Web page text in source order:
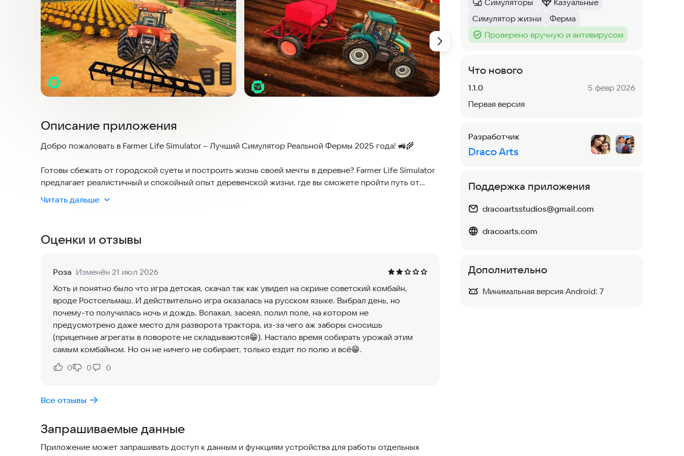
Описание приложения
Добро пожаловать в Farmer Life Simulator – Лучший Симулятор Реальной Фермы 2025 года! 🚜🌾
Готовы сбежать от городской суеты и построить жизнь своей мечты в деревне? Farmer Life Simulator
предлагает реалистичный и спокойный опыт деревенской жизни, где вы сможете пройти путь от
начинающего садовода до преуспевающего сельскохозяйственного магната.
вы игры про сбор урожая или управление бизнесом, это фермерское приключение, которого вы так
🚜 Реалистичный Симулятор Трактора и Техники Садитесь за руль настоящей фермерской техники!
Ощутите азарт вождения трактора с реалистичной физикой.
Управляйте современными тракторами, комбайнами, плугами и сеялками.
Прицепляйте прицепы для перевозки грузов.
Освойте все тонкости полива, опрыскивания и сбора урожая.
Посадка: Выбирайте пшеницу, кукурузу, овощи и фруктовые деревья.
Сбор Урожая: Используйте мощную технику для уборки урожая.
🐄 Разводите Сельскохозяйственных Животных Ферма немыслима без скота! Стройте сараи и
Читать дальше
Оценки и отзывы
Роза Изменён 21 июл 2026
Хоть и понятно было что игра детская, скачал так как увидел на скрине советский комбайн,
вроде Ростсельмаш. И действительно игра оказалась на русском языке. Выбрал день, но
почему-то получилась ночь и дождь. Вспахал, засеял, полил поле, на котором не
предусмотрено даже место для разворота трактора, из-за чего аж заборы сносишь
(прицепные агрегаты в повороте не складываются😁). Настало время собирать урожай этим
самым комбайном. Но он не ничего не собирает, только ездит по полю и всё😁.
Нравится:
0
Не нравится:
0 0
Все отзывы
Запрашиваемые данные
Приложение может запрашивать доступ к данным и функциям устройства для работы отдельных
Категория:
Симуляторы
Категория:
Казуальные
Тег:
Симулятор жизни
Тег:
Ферма
Тег :
Проверено вручную и антивирусом
Что нового
Версия:
1.1.0 Дата:
5 февр 2026
Первая версия
Разработчик
Draco Arts
Поддержка приложения
dracoartsstudios@gmail.com
dracoarts.com
Дополнительно
Минимальная версия Android: 7